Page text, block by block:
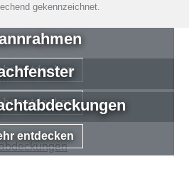
gekennzeichnet.
entdecken
entdecken
entdecken